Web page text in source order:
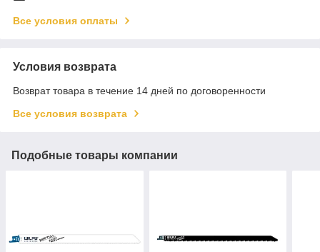
Все условия оплаты
Условия возврата
Возврат товара в течение 14 дней по договоренности
Все условия возврата
Подобные товары компании